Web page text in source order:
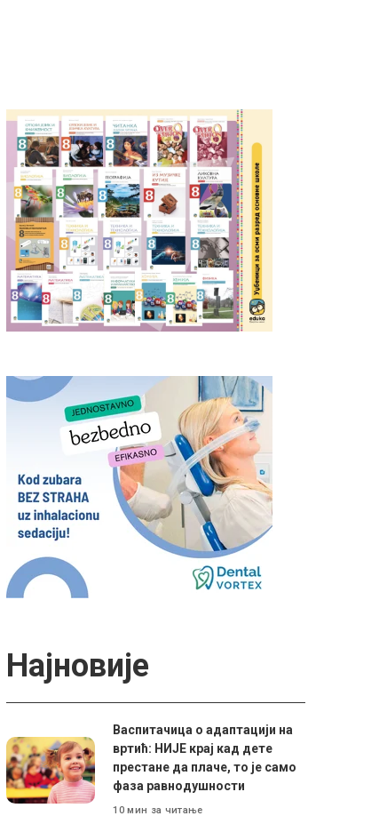
Најновије
Васпитачица о адаптацији на
вртић: НИЈЕ крај кад дете
престане да плаче, то је само
фаза равнодушности
10 мин за читање